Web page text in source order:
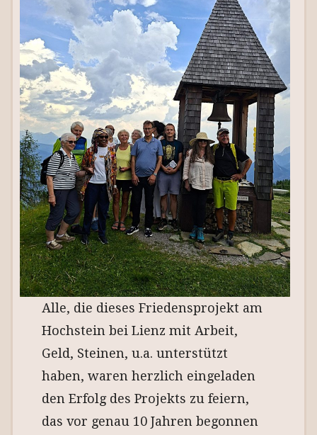
Alle, die dieses Friedensprojekt am
Hochstein bei Lienz mit Arbeit,
Geld, Steinen, u.a. unterstützt
haben, waren herzlich eingeladen
den Erfolg des Projekts zu feiern,
das vor genau 10 Jahren begonnen